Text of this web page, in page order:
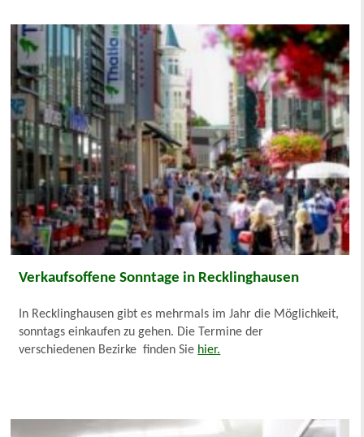
Verkaufsoffene Sonntage in Recklinghausen
In Recklinghausen gibt es mehrmals im Jahr die Möglichkeit,
sonntags einkaufen zu gehen. Die Termine der
verschiedenen Bezirke finden Sie hier.